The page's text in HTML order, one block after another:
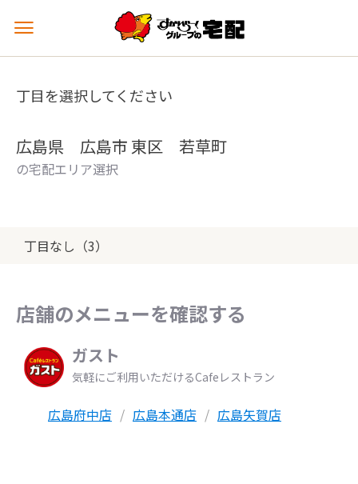
メ
ュ
を
丁目を選択してください
広島県 広島市 東区 若草町
の宅配エリア選択
丁目なし（3）
店舗のメニューを確認する
ガスト
気軽にご利用いただけるCafeレストラン
広島府中店 広島本通店 広島矢賀店